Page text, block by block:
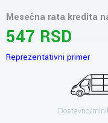
Mesečna rata kredita
547 RSD
Reprezentativni primer
Dostavno/